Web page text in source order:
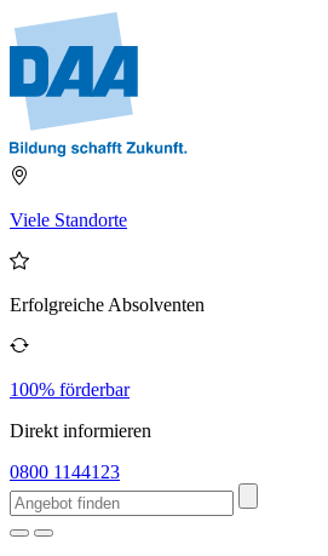
Viele Standorte
Erfolgreiche Absolventen
100% förderbar
Direkt informieren
0800 1144123